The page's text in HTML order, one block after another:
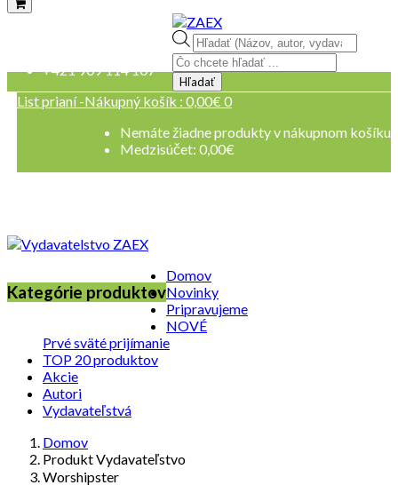
+421 909 114 107
Nákupný košík : 0,00€ 0
Nemáte žiadne produkty v nákupnom košíku
Medzisúčet: 0,00€
List prianí -
Products
search
Hľadať
Kategórie produktov
Domov
Novinky
Pripravujeme
NOVÉ
Prvé sväté prijímanie
TOP 20 produktov
Akcie
Autori
Vydavateľstvá
Domov
Produkt Vydavateľstvo
Worshipster